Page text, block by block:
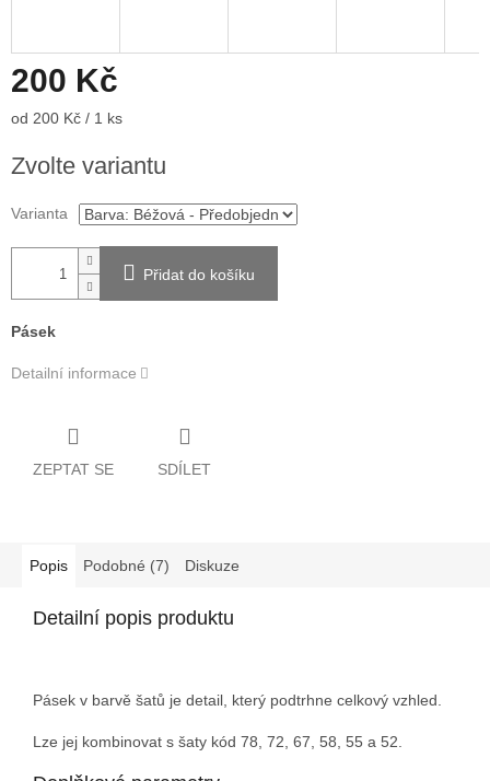
200 Kč
Měrná
od 200 Kč / 1 ks
Zvolte variantu
Varianta
Přidat do košíku
Pásek
Detailní informace
ZEPTAT SE SDÍLET
Popis Podobné (7) Diskuze
Detailní popis produktu
Pásek v barvě šatů je detail, který podtrhne celkový vzhled.
Lze jej kombinovat s šaty kód 78, 72, 67, 58, 55 a 52.